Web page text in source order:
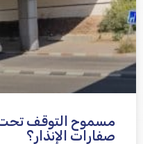
مسموح التوقف تحت
صفارات الإنذار؟